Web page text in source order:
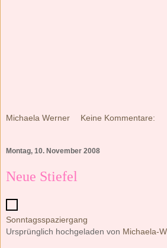
Michaela Werner Keine Kommentare:
Montag, 10. November 2008
Neue Stiefel
Sonntagsspaziergang
Ursprünglich hochgeladen von Michaela-W